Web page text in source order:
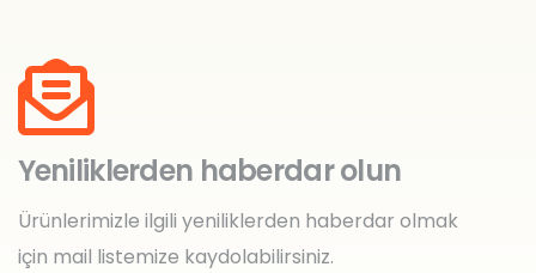
Yeniliklerden haberdar olun
Ürünlerimizle ilgili yeniliklerden haberdar olmak
için mail listemize kaydolabilirsiniz.